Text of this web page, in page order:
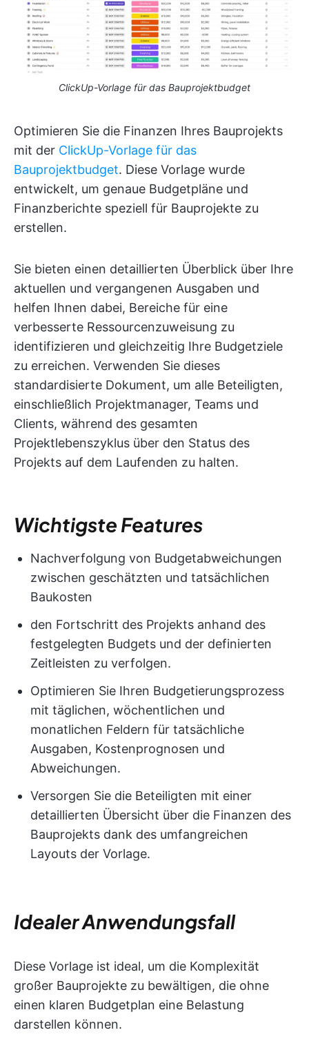
ClickUp-Vorlage für das Bauprojektbudget
Optimieren Sie die Finanzen Ihres Bauprojekts
mit der ClickUp-Vorlage für das
Bauprojektbudget. Diese Vorlage wurde
entwickelt, um genaue Budgetpläne und
Finanzberichte speziell für Bauprojekte zu
erstellen.
Sie bieten einen detaillierten Überblick über Ihre
aktuellen und vergangenen Ausgaben und
helfen Ihnen dabei, Bereiche für eine
verbesserte Ressourcenzuweisung zu
identifizieren und gleichzeitig Ihre Budgetziele
zu erreichen. Verwenden Sie dieses
standardisierte Dokument, um alle Beteiligten,
einschließlich Projektmanager, Teams und
Clients, während des gesamten
Projektlebenszyklus über den Status des
Projekts auf dem Laufenden zu halten.
Wichtigste Features
Nachverfolgung von Budgetabweichungen
zwischen geschätzten und tatsächlichen
Baukosten
den Fortschritt des Projekts anhand des
festgelegten Budgets und der definierten
Zeitleisten zu verfolgen.
Optimieren Sie Ihren Budgetierungsprozess
mit täglichen, wöchentlichen und
monatlichen Feldern für tatsächliche
Ausgaben, Kostenprognosen und
Abweichungen.
Versorgen Sie die Beteiligten mit einer
detaillierten Übersicht über die Finanzen des
Bauprojekts dank des umfangreichen
Layouts der Vorlage.
Idealer Anwendungsfall
Diese Vorlage ist ideal, um die Komplexität
großer Bauprojekte zu bewältigen, die ohne
einen klaren Budgetplan eine Belastung
darstellen können.